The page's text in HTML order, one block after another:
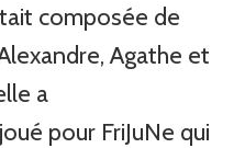
composée de
Agathe et
a
pour FriJuNe qui